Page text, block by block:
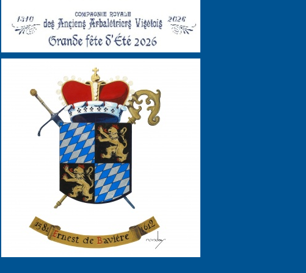
Histoire de la Compagnie